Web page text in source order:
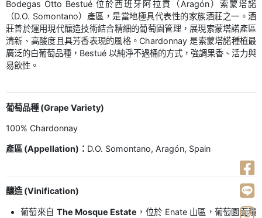
Bodegas Otto Bestué 位於西班牙阿拉貢（Aragón）索蒙塔諾
（D.O. Somontano）產區，是當地極具代表性的家族酒莊之一。酒
莊善於運用現代釀造技術結合精細的葡萄園管理，展現索蒙塔諾產區
清新、高酸度且具芳香表現的風格。Chardonnay 是索蒙塔諾種植最
廣泛的白葡萄品種，Bestué 以純淨不過桶的方式，強調果香、活力與
易飲性。
葡萄品種 (Grape Variety)
100% Chardonnay
產區 (Appellation)： D.O. Somontano, Aragón, Spain
釀造 (Vinification)
葡萄來自 The Mosque Estate ，位於 Enate 山區，葡萄園面積